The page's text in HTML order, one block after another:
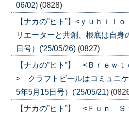
06/02) (0828)
【ナカの”ヒト”】<ｙｕｈｉ
リエーターと共創、根底は自身
日号）('25/05/26) (0827)
【ナカの”ヒト”】 <Ｂｒｅｗ
> クラフトビールはコミュニ
5年5月15日号）('25/05/21)
【ナカの”ヒト”】 <Ｆｕｎ